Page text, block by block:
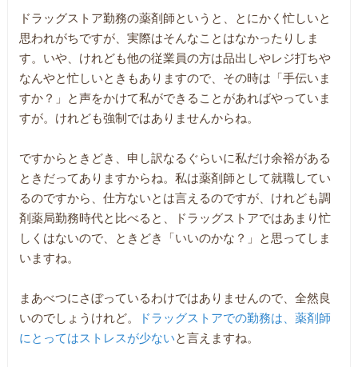
ドラッグストア勤務の薬剤師というと、とにかく忙しいと
思われがちですが、実際はそんなことはなかったりしま
す。いや、けれども他の従業員の方は品出しやレジ打ちや
なんやと忙しいときもありますので、その時は「手伝いま
すか？」と声をかけて私ができることがあればやっていま
すが。けれども強制ではありませんからね。
ですからときどき、申し訳なるぐらいに私だけ余裕がある
ときだってありますからね。私は薬剤師として就職してい
るのですから、仕方ないとは言えるのですが、けれども調
剤薬局勤務時代と比べると、ドラッグストアではあまり忙
しくはないので、ときどき「いいのかな？」と思ってしま
いますね。
まあべつにさぼっているわけではありませんので、全然良
いのでしょうけれど。
ドラッグストアでの勤務は、薬剤師
にとってはストレスが少ないと言えますね。